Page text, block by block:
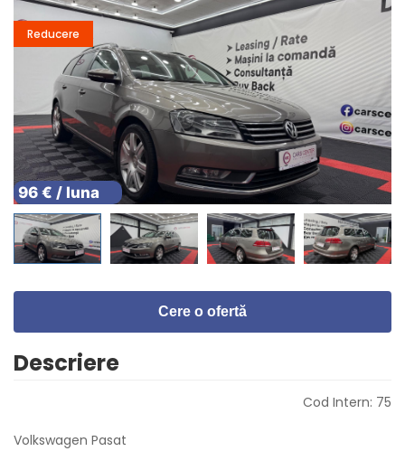
96 € / luna
Reducere
Cere o ofertă
Descriere
Cod Intern: 75
Volkswagen Pasat